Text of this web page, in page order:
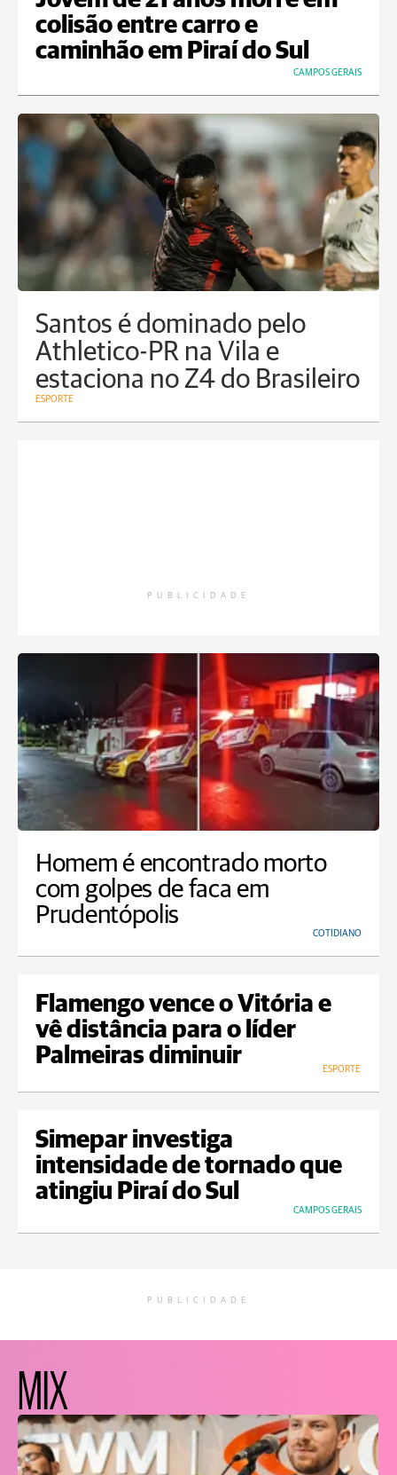
colisão entre carro e
caminhão em Piraí do Sul
CAMPOS GERAIS
Santos é dominado pelo
Athletico-PR na Vila e
estaciona no Z4 do Brasileiro
ESPORTE
PUBLICIDADE
Homem é encontrado morto
com golpes de faca em
Prudentópolis
COTIDIANO
Flamengo vence o Vitória e
vê distância para o líder
Palmeiras diminuir
ESPORTE
Simepar investiga
intensidade de tornado que
atingiu Piraí do Sul
CAMPOS GERAIS
PUBLICIDADE
MIX